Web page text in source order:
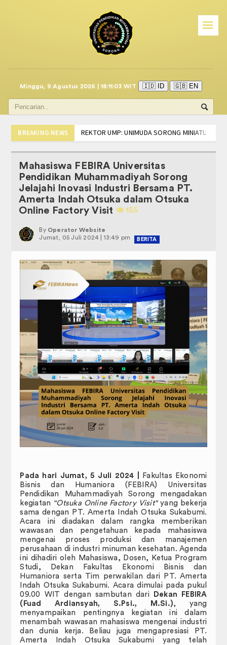
Program Studi
PSIKOLOGI
BISNIS DIGITAL
AKUNTANSI
AKADEMIK
PEDOMAN DAN PANDUAN
JADWAL PERKULIAHAN
SK PENASIHAT AKADEMIK
FORM PENGAJUAN MAHASISWA
Selayang Pandang
Sasaran dan Tujuan
Struktur Organisasi
Kemahasiswaan
Dewan Perwakilan Mahasiswa
Publikasi
JIP Connectednees
FAIR.
RENCANA INDUK PENELITIN (RIP)
RENOP dan RENSTRA
LAPORAN CAPAIAN MUTU PENDIDIKAN
Galeri
DOWNLOAD
☰
Minggu, 9 Agustus 2026 | 18:11:04 WIT 🇮🇩 ID 🇬🇧 EN
BREAKING NEWS
REKTOR UMP: UNIMUDA SORONG MINIATUR
DISKUSI RUU PROFESI PSIKOLOGI, HIMPSI-PB
TEKEN MoU, PRODI PSIKOLOGI UNIMUDA DAN
SOSIALISASI LSP-PSI, LANGKAH AWAL
PELANTIKAN DAN RAPAT KERJA BADAN
INFO BIRO ADMINISTRASI DAN AKADEMIK
Administrasi Akademik Perkuliahan
Mahasiswa FEBIRA Universitas
Pendidikan Muhammadiyah Sorong
Jelajahi Inovasi Industri Bersama PT.
Amerta Indah Otsuka dalam Otsuka
Online Factory Visit 👁️️ 155
By Operator Website
Jumat, 05 Juli 2024 | 13:49 pm
BERITA
Pada hari Jumat, 5 Juli 2024 |
Fakultas Ekonomi
Bisnis dan Humaniora (FEBIRA) Universitas
Pendidikan Muhammadiyah Sorong mengadakan
kegiatan "Otsuka Online Factory Visit"yang bekerja
sama dengan PT. Amerta Indah Otsuka Sukabumi.
Acara ini diadakan dalam rangka memberikan
wawasan dan pengetahuan kepada mahasiswa
mengenai proses produksi dan manajemen
perusahaan di industri minuman kesehatan. Agenda
ini dihadiri oleh Mahasiswa, Dosen, Ketua Program
Studi, Dekan Fakultas Ekonomi Bisnis dan
Humaniora serta Tim perwakilan dari PT. Amerta
Indah Otsuka Sukabumi. Acara dimulai pada pukul
09.00 WIT dengan sambutan dari
Dekan FEBIRA
(Fuad Ardiansyah, S.Psi., M.Si.), yang
menyampaikan pentingnya kegiatan ini dalam
menambah wawasan mahasiswa mengenai industri
dan dunia kerja. Beliau juga mengapresiasi PT.
Amerta Indah Otsuka Sukabumi yang telah